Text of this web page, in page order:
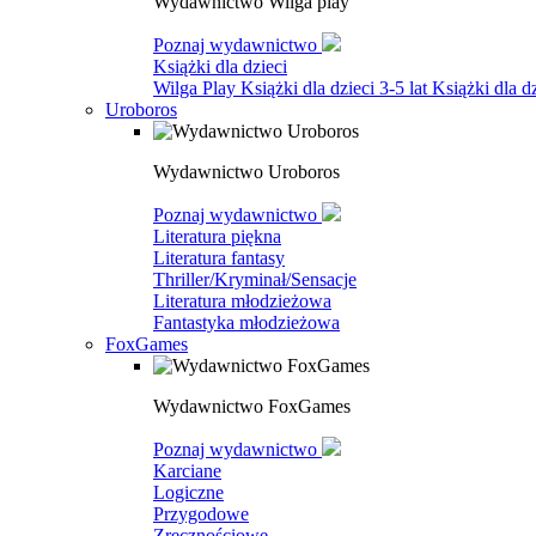
Poznaj wydawnictwo
Książki dla dzieci
Wilga Play Książki dla dzieci 3-5 lat Książki dla
Uroboros
Wydawnictwo Uroboros
Poznaj wydawnictwo
Literatura piękna
Literatura fantasy
Thriller/Kryminał/Sensacje
Literatura młodzieżowa
Fantastyka młodzieżowa
FoxGames
Wydawnictwo FoxGames
Poznaj wydawnictwo
Karciane
Logiczne
Przygodowe